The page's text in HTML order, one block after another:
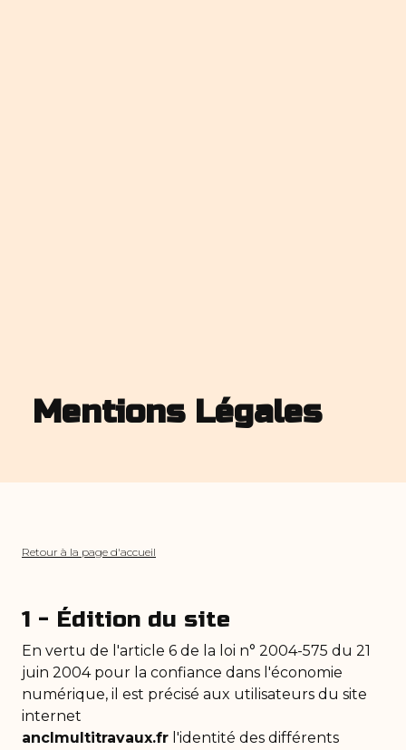
Mentions Légales
Retour à la page d'accueil
1 - Édition du site
En vertu de l'article 6 de la loi n° 2004-575 du 21
juin 2004 pour la confiance dans l'économie
numérique, il est précisé aux utilisateurs du site
internet
anclmultitravaux.fr l'identité des différents